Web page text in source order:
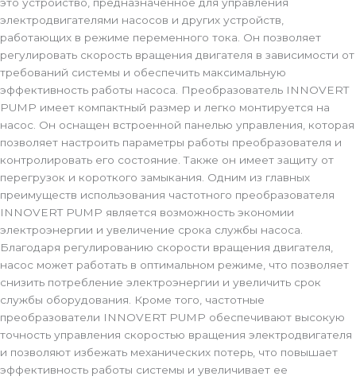
это устройство, предназначенное для управления
электродвигателями насосов и других устройств,
работающих в режиме переменного тока. Он позволяет
регулировать скорость вращения двигателя в зависимости от
требований системы и обеспечить максимальную
эффективность работы насоса. Преобразователь INNOVERT
PUMP имеет компактный размер и легко монтируется на
насос. Он оснащен встроенной панелью управления, которая
позволяет настроить параметры работы преобразователя и
контролировать его состояние. Также он имеет защиту от
перегрузок и короткого замыкания. Одним из главных
преимуществ использования частотного преобразователя
INNOVERT PUMP является возможность экономии
электроэнергии и увеличение срока службы насоса.
Благодаря регулированию скорости вращения двигателя,
насос может работать в оптимальном режиме, что позволяет
снизить потребление электроэнергии и увеличить срок
службы оборудования. Кроме того, частотные
преобразователи INNOVERT PUMP обеспечивают высокую
точность управления скоростью вращения электродвигателя
и позволяют избежать механических потерь, что повышает
эффективность работы системы и увеличивает ее